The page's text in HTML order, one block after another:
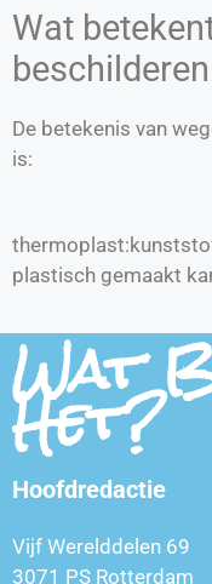
Wat
De betekenis van
is:
plastisch gemaakt
Wat
Het?
Hoofdredactie
Vijf Werelddelen 69
3071 PS Rotterdam